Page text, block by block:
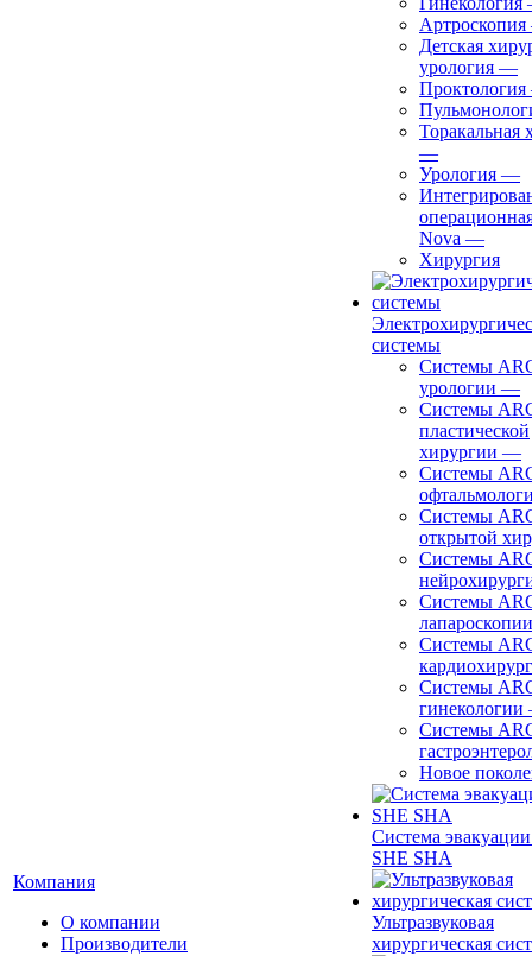
Компания
О компании
Производители
Артроскопия
Детская
урология —
Проктология
Торакальная
—
Урология —
Nova —
Хирургия
системы
Системы
урологии —
Системы
пластической
хирургии —
Системы
Системы
открытой
Системы
Системы
лапароскопии
Системы
Системы
гинекологии
Системы
Новое
Система
SHE SHA
Ультразвуковая
хирургическая